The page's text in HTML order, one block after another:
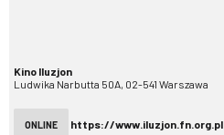
Kino Iluzjon
Ludwika Narbutta 50A, 02-541 Warszawa
ONLINE https://www.iluzjon.fn.org.pl